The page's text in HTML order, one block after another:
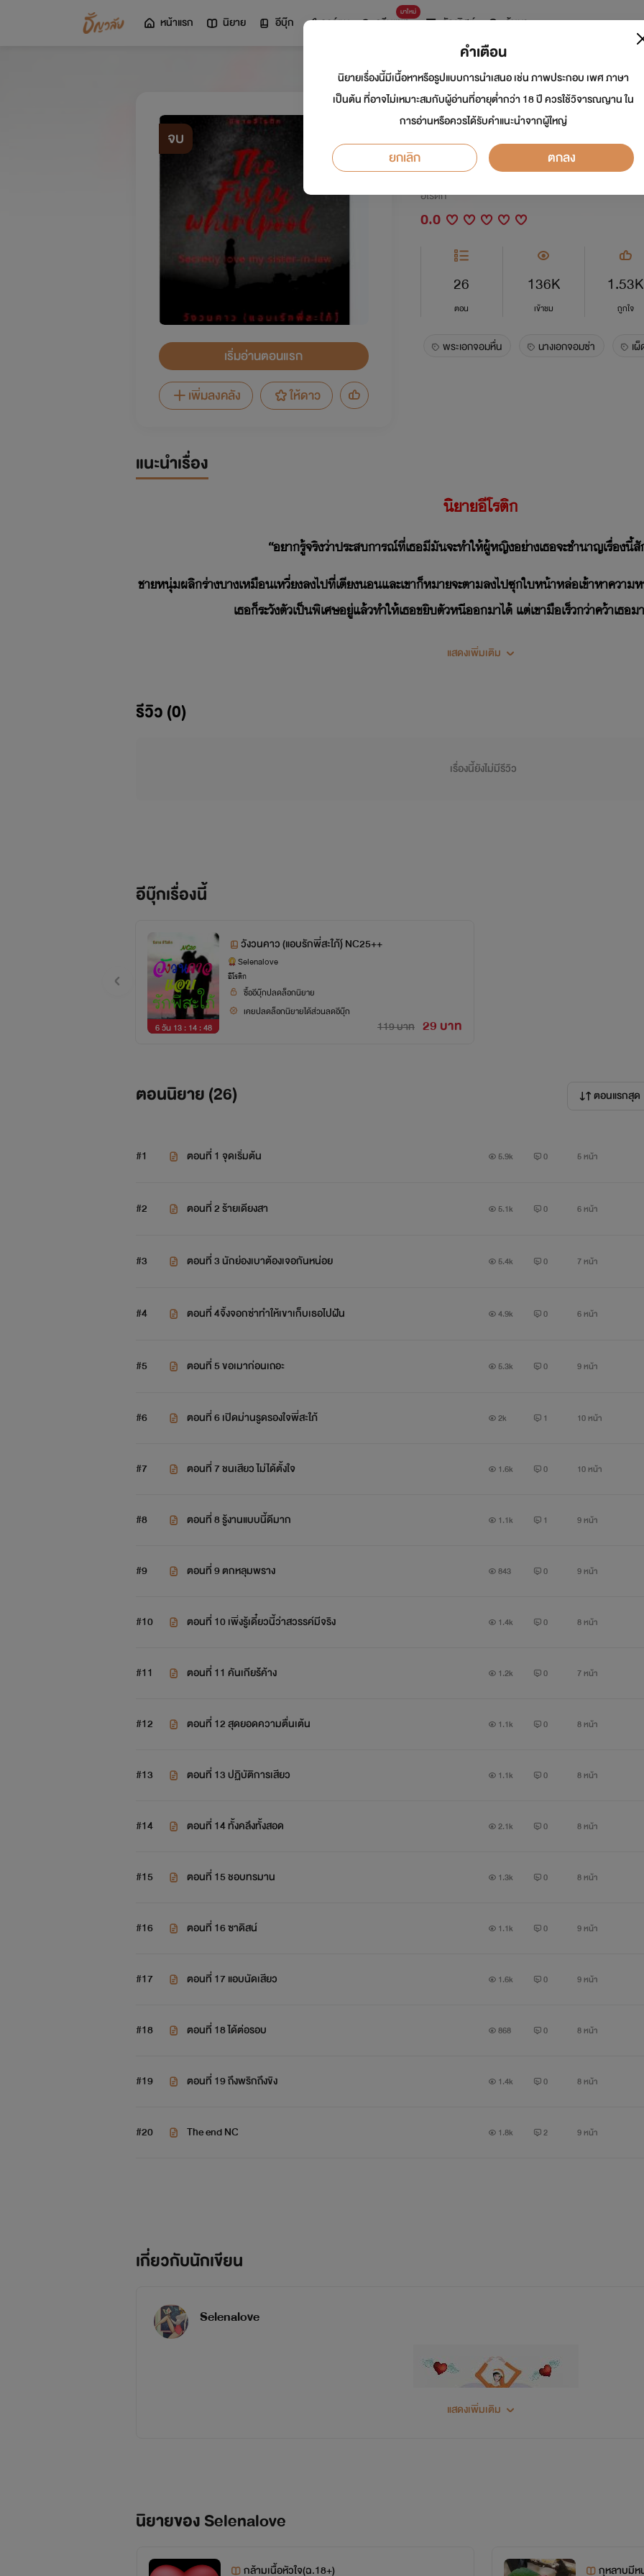
หน้าแรก นิยาย อีบุ๊ก การ์ตูน
มาใหม่
ดรีมแชท ธัญลิสต์ ค้นหา
จบ
เริ่มอ่านตอนแรก
เพิ่มลงคลัง
ให้ดาว
วังวนคาว (แอบเรัก
NC25++
นักเขียน:Selenalove
อีโรติก
0.0
26
ตอน
136K
เข้าชม
1.53K
ถูกใจ
พระเอกจอมหื่น นางเอกจอมซ่า เ
แนะนำเรื่อง
นิยายอีโรติก
“อยากรู้จริงว่าประสบการณ์ที่เธอมีมันจะทำให้ผู้หญิงอย่างเธอจะชำนาญเรื่องนี้สั
ชายหนุ่มผลิกร่างบางเหมือนเหวี่ยงลงไปที่เตียงนอนและเขาก็หมายจะตามลงไปซุกใบหน้าหล่อเข้าหาควา
เธอก็ระวังตัวเป็นพิเศษอยู่แล้วทำให้เธอขยิบตัวหนีออกมาได้ แต่เขามือเร็วกว่าคว้าเธ
จากนั้นความร้องแรงจึงเริ่มประทุขึ้นอย่างดุเดือดด้วยมือบางตกเข้าใบหน้าหล่อเต็มๆแต่แล้วก็จบลงด้วยการ
“ปล่อยฉันสิ ถือว่าตัวโตกว่าฉันใช่ไม เอาเปรียบกันนี่ ปล่อยยยย”หญิงสาวพูดพร้อมกับดิ้นแต่ยิ่งเธอดิ้นมากเ
“แรงเยอะจริงๆดูสิจะทนลิ้นฉันได้นานเท่าไร”ชายหนุ่มเอ่ยพร้อมซุกลิ้นเข้าไปในโพลงปากของเธอได้เท่
ความเร้าร้อนราวกับถูกไฟเผ่า
ค้นหาคำตอบได้ใน
เร็วๆนี้
อินทัช
ชายหนุ่มที่สุดแสนจะเย่อหยิ่งและจองหองอย่างเขาต้องมาตกหลุมที่ตัวเองขุดเอาไว้เสียเองเพียง
แม่จิ้งจอกสาวหวานอมเปรี้ยวที่ซ่อนความร้ายกาจประดุจดอกกุหลาบงามซ่อนคมเอาไว้ใ
แสดงเพิ่มเติม
รีวิว (0)
เรื่องนี้ยังไม่มีรีวิว
อีบุ๊กเรื่องนี้
6 วัน 13 : 14 : 47
วังวนคาว (แอบรักพี่สะใภ้)์ NC25++
Selenalove
อีโรติก
ซื้ออีบุ๊กปลดล็อกนิยาย
เคยปลดล็อกนิยายได้ส่วนลดอีบุ๊ก
119 บาท 29 บาท
ตอนนิยาย (26) ตอนแรกสุด
#1 ตอนที่ 1 จุดเริ่มต้น 5.9k 0 5 หน้า
#2 ตอนที่ 2 ร้ายเดียงสา 5.1k 0 6 หน้า
#3 ตอนที่ 3 นักย่องเบาต้องเจอกันหน่อย 5.4k 0 7 หน้า
#4 ตอนที่ 4จิ้งจอกซ่าทำให้เขาเก็บเธอไปฝัน 4.9k 0 6 หน้า
#5 ตอนที่ 5 ขอเมาก่อนเถอะ 5.3k 0 9 หน้า
#6 ตอนที่ 6 เปิดม่านรูดรองใจพี่สะใภ้ 2k 1 10 หน้า
#7 ตอนที่ 7 ชนเสียว ไม่ได้ตั้งใจ 1.6k 0 10 หน้า
#8 ตอนที่ 8 รู้งานแบบนี้ดีมาก 1.1k 1 9 หน้า
#9 ตอนที่ 9 ตกหลุมพราง 843 0 9 หน้า
#10 ตอนที่ 10 เพิ่งรู้เดี๋ยวนี้ว่าสวรรค์มีจริง 1.4k 0 8 หน้า
#11 ตอนที่ 11 คันเกียร์้ค้าง 1.2k 0 7 หน้า
#12 ตอนที่ 12 สุดยอดความตื่นเต้น 1.1k 0 8 หน้า
#13 ตอนที่ 13 ปฏิบัติการเสียว 1.1k 0 8 หน้า
#14 ตอนที่ 14 ทั้งคลึงทั้งสอด 2.1k 0 8 หน้า
#15 ตอนที่ 15 ชอบทรมาน 1.3k 0 8 หน้า
#16 ตอนที่ 16 ซาดิสน์ 1.1k 0 9 หน้า
#17 ตอนที่ 17 แอบนัดเสียว 1.6k 0 9 หน้า
#18 ตอนที่ 18 ได้ต่อรอบ 868 0 8 หน้า
#19 ตอนที่ 19 ถึงพริกถึงขิง 1.4k 0 8 หน้า
#20 The end NC 1.8k 2 9 หน้า
เกี่ยวกับนักเขียน
Selenalove
แสดงเพิ่มเติม
นิยายของ Selenalove
กล้ามเนื้อหัวใจ(ฉ.18+) กุหลาบมีห
คำเตือน
นิยายเรื่องนี้มีเนื้อหาหรือรูปแบบการนำเสนอ เช่น ภาพประกอบ เพศ ภาษา
เป็นต้น ที่อาจไม่เหมาะสมกับผู้อ่านที่อายุต่ำกว่า 18 ปี ควรใช้วิจารณญาน ใน
การอ่านหรือควรได้รับคำแนะนำจากผู้ใหญ่
ยกเลิก ตกลง